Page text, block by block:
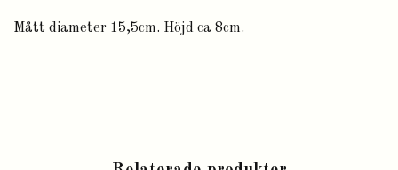
Mått diameter 15,5cm. Höjd ca 8cm.